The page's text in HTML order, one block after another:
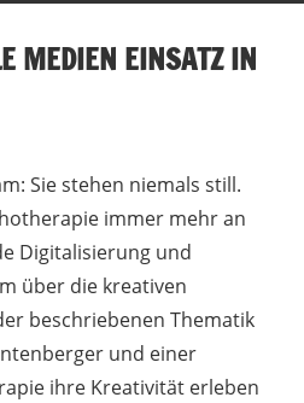
MEDIEN EINSATZ IN
Sie stehen niemals still.
immer mehr an
Digitalisierung und
über die kreativen
beschriebenen Thematik
und einer
ihre Kreativität erleben